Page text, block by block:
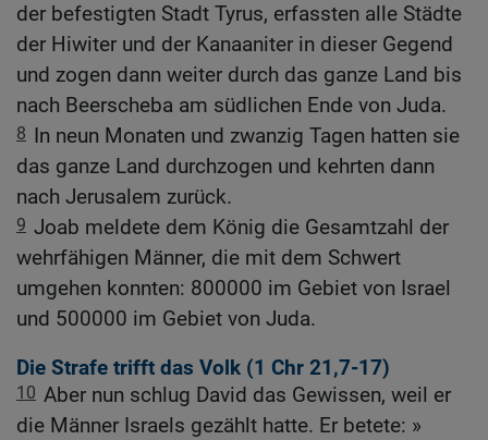
der befestigten Stadt Tyrus, erfassten alle Städte
der Hiwiter und der Kanaaniter in dieser Gegend
und zogen dann weiter durch das ganze Land bis
nach Beerscheba am südlichen Ende von Juda.
8 In neun Monaten und zwanzig Tagen hatten sie
das ganze Land durchzogen und kehrten dann
nach Jerusalem zurück.
9 Joab meldete dem König die Gesamtzahl der
wehrfähigen Männer, die mit dem Schwert
umgehen konnten: 800000 im Gebiet von Israel
und 500000 im Gebiet von Juda.
Die Strafe trifft das Volk (1 Chr 21,7-17)
10 Aber nun schlug David das Gewissen, weil er
die Männer Israels gezählt hatte. Er betete: »